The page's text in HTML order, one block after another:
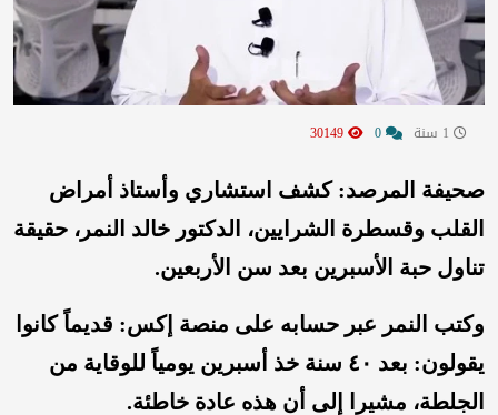
صحيفة المرصد: كشف استشاري وأستاذ أمراض
القلب وقسطرة الشرايين، الدكتور خالد النمر، حقيقة
تناول حبة الأسبرين بعد سن الأربعين.
وكتب النمر عبر حسابه على منصة إكس: ‏‏‏‏‏‏‏‏‏‏‏‏‏‏قديماً كانوا
يقولون: بعد ٤٠ سنة خذ أس
برين يومياً للوقاية من
الجلطة، مشيرا إلى أن هذه عادة خاطئة.